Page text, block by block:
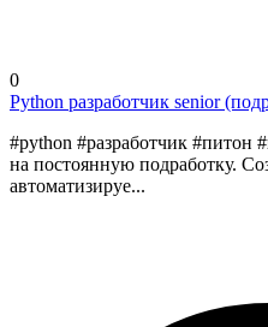
0
Python разработчик senior
#python #разработчик #питон
на постоянную подработку.
автоматизируе...